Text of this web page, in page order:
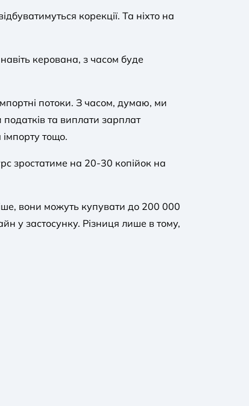
корекції. Та ніхто на
керована, з часом буде
потоки. З часом, думаю, ми
та виплати зарплат
тощо.
зростатиме на 20-30 копійок на
вони можуть купувати до 200 000
у застосунку. Різниця лише в тому,